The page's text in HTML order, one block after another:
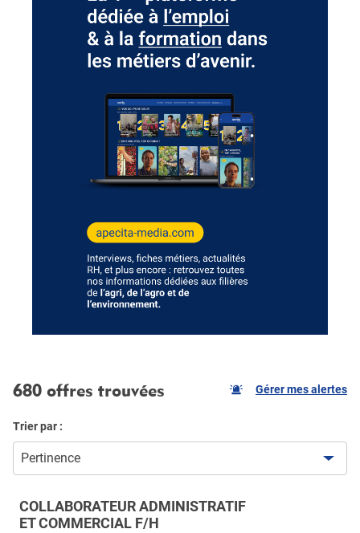
680 offres trouvées Gérer mes alertes
Trier par :
Pertinence
COLLABORATEUR ADMINISTRATIF
ET COMMERCIAL F/H